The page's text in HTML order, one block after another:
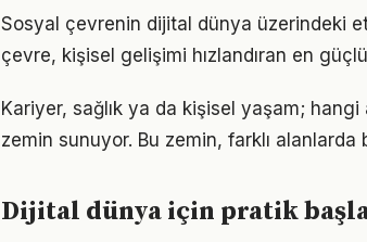
Sosyal çevrenin dijital dünya üzerindeki
çevre, kişisel gelişimi hızlandıran en
Kariyer, sağlık ya da kişisel yaşam;
zemin sunuyor. Bu zemin, farklı alanlarda
Dijital dünya için pratik